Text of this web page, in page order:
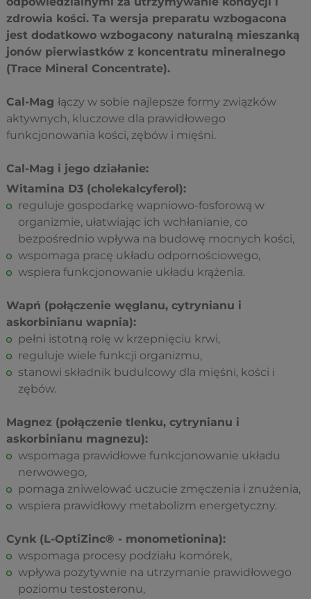
zdrowia kości. Ta wersja preparatu wzbogacona
jest dodatkowo wzbogacony naturalną mieszanką
jonów pierwiastków z koncentratu mineralnego
(Trace Mineral Concentrate).
Cal-Mag łączy w sobie najlepsze formy związków
aktywnych, kluczowe dla prawidłowego
funkcjonowania kości, zębów i mięśni.
Cal-Mag i jego działanie:
Witamina D3 (cholekalcyferol):
reguluje gospodarkę wapniowo-fosforową w
organizmie, ułatwiając ich wchłanianie, co
bezpośrednio wpływa na budowę mocnych kości,
wspomaga pracę układu odpornościowego,
wspiera funkcjonowanie układu krążenia.
Wapń (połączenie węglanu, cytrynianu i
askorbinianu wapnia):
pełni istotną rolę w krzepnięciu krwi,
reguluje wiele funkcji organizmu,
stanowi składnik budulcowy dla mięśni, kości i
zębów.
Magnez (połączenie tlenku, cytrynianu i
askorbinianu magnezu):
wspomaga prawidłowe funkcjonowanie układu
nerwowego,
pomaga zniwelować uczucie zmęczenia i znużenia,
wspiera prawidłowy metabolizm energetyczny.
Cynk (L-OptiZinc® - monometionina):
wspomaga procesy podziału komórek,
wpływa pozytywnie na utrzymanie prawidłowego
poziomu testosteronu,